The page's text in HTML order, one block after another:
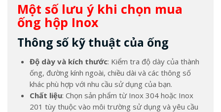
Một số lưu ý khi chọn mua
ống hộp Inox
Thông số kỹ thuật của ống
Độ dày và kích thước: Kiểm tra độ dày của thành
ống, đường kính ngoài, chiều dài và các thông số
khác phù hợp với nhu cầu sử dụng của bạn.
Chất liệu: Chọn sản phẩm từ Inox 304 hoặc Inox
201 tùy thuộc vào môi trường sử dụng và yêu cầu